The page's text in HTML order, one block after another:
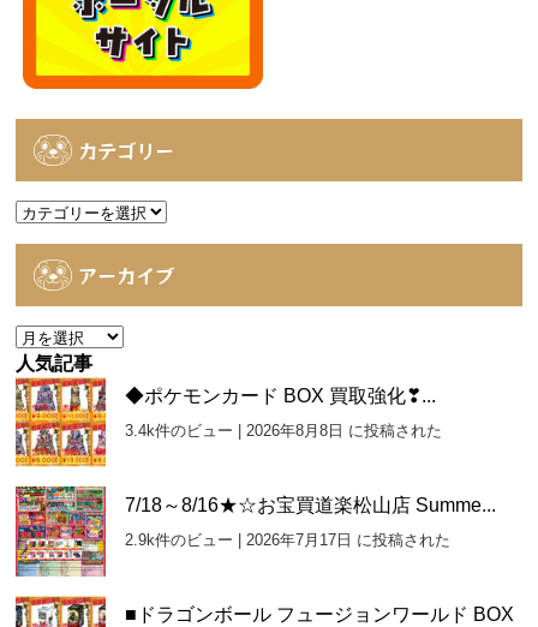
カテゴリー
カ
アーカイブ
ア
ー
カ
イ
ブ
人気記事
◆ポケモンカード BOX 買取強化❣...
3.4k件のビュー |2026年8月8日 に投稿された
7/18～8/16★☆お宝買道楽松山店 Summe...
2.9k件のビュー |2026年7月17日 に投稿された
■ドラゴンボール フュージョンワールド BOX